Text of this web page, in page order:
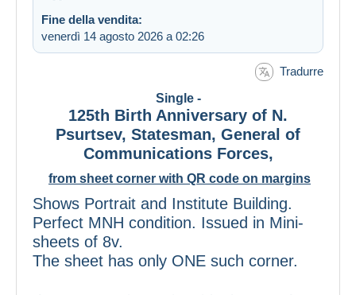
Fine della vendita:
venerdì 14 agosto 2026 a 02:26
Tradurre
Single -
125th Birth Anniversary of N.
Psurtsev, Statesman, General of
Communications Forces,
from sheet corner with QR code on margins
Shows Portrait and Institute Building.
Perfect MNH condition. Issued in Mini-
sheets of 8v.
The sheet has only ONE such corner.